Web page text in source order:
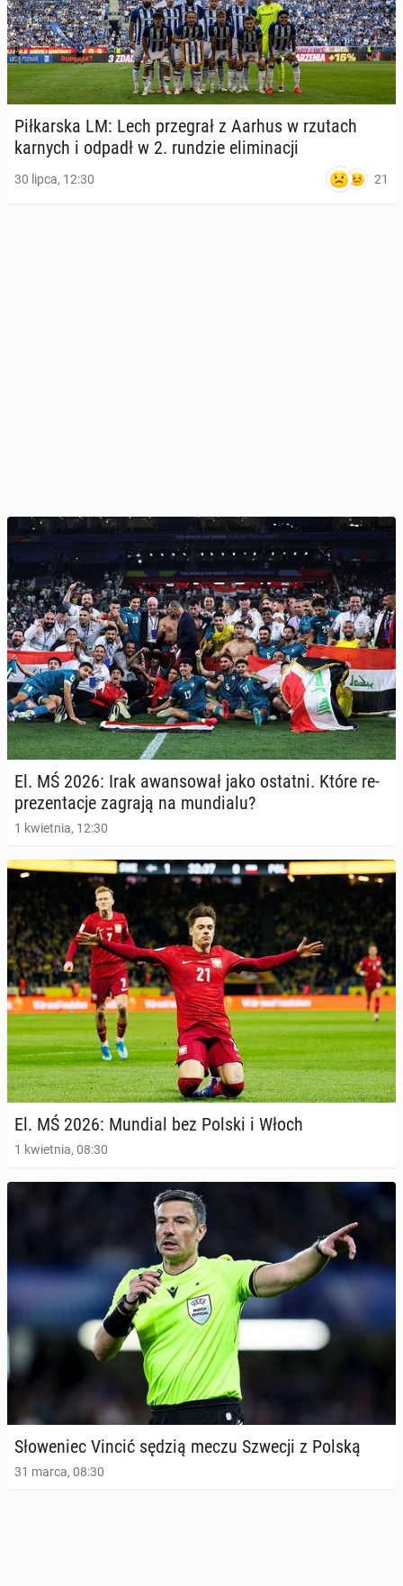
Pił­kar­ska LM: Lech prze­grał z Aarhus w rzutach
karnych i odpadł w 2. rundzie eli­mi­na­cji
30 lipca, 12:30 21
El. MŚ 2026: Irak awan­so­wał jako ostatni. Które re­
pre­zen­ta­cje zagrają na mun­dia­lu?
1 kwietnia, 12:30
El. MŚ 2026: Mundial bez Polski i Włoch
1 kwietnia, 08:30
Sło­we­niec Vincić sędzią meczu Szwecji z Polską
31 marca, 08:30